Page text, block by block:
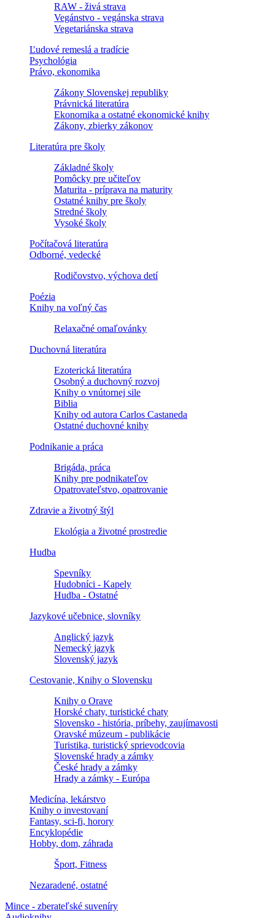
RAW - živá strava
Vegánstvo - vegánska strava
Vegetariánska strava
Ľudové remeslá a tradície
Psychológia
Právo, ekonomika
Zákony Slovenskej republiky
Právnická literatúra
Ekonomika a ostatné ekonomické knihy
Zákony, zbierky zákonov
Literatúra pre školy
Základné školy
Pomôcky pre učiteľov
Maturita - príprava na maturity
Ostatné knihy pre školy
Stredné školy
Vysoké školy
Počítačová literatúra
Odborné, vedecké
Rodičovstvo, výchova detí
Poézia
Knihy na voľný čas
Relaxačné omaľovánky
Duchovná literatúra
Ezoterická literatúra
Osobný a duchovný rozvoj
Knihy o vnútornej sile
Biblia
Knihy od autora Carlos Castaneda
Ostatné duchovné knihy
Podnikanie a práca
Brigáda, práca
Knihy pre podnikateľov
Opatrovateľstvo, opatrovanie
Zdravie a životný štýl
Ekológia a životné prostredie
Hudba
Spevníky
Hudobníci - Kapely
Hudba - Ostatné
Jazykové učebnice, slovníky
Anglický jazyk
Nemecký jazyk
Slovenský jazyk
Cestovanie, Knihy o Slovensku
Knihy o Orave
Horské chaty, turistické chaty
Slovensko - história, príbehy, zaujímavosti
Oravské múzeum - publikácie
Turistika, turistický sprievodcovia
Slovenské hrady a zámky
České hrady a zámky
Hrady a zámky - Európa
Medicína, lekárstvo
Knihy o investovaní
Fantasy, sci-fi, horory
Encyklopédie
Hobby, dom, záhrada
Šport, Fitness
Nezaradené, ostatné
Mince - zberateľské suveníry